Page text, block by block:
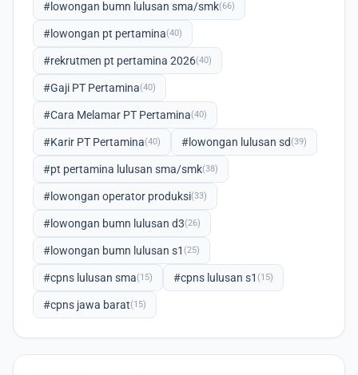
#lowongan bumn lulusan sma/smk(66)
#lowongan pt pertamina(40)
#rekrutmen pt pertamina 2026(40)
#Gaji PT Pertamina(40)
#Cara Melamar PT Pertamina(40)
#Karir PT Pertamina(40) #lowongan lulusan sd(39)
#pt pertamina lulusan sma/smk(38)
#lowongan operator produksi(33)
#lowongan bumn lulusan d3(26)
#lowongan bumn lulusan s1 (25)
#cpns lulusan sma(15) #cpns lulusan s1 (15)
#cpns jawa barat(15)